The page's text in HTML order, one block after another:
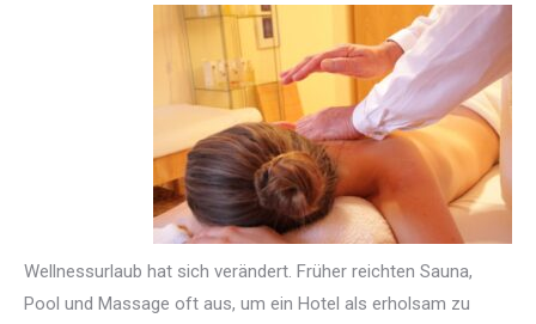
Wellnessurlaub hat sich verändert. Früher reichten Sauna,
Pool und Massage oft aus, um ein Hotel als erholsam zu